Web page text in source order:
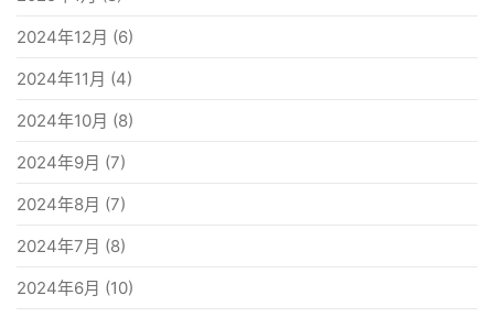
2024年12月 (6)
2024年11月 (4)
2024年10月 (8)
2024年9月 (7)
2024年8月 (7)
2024年7月 (8)
2024年6月 (10)